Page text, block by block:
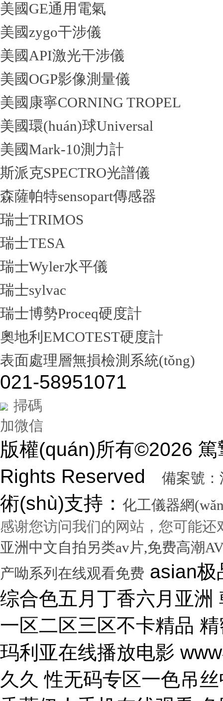
美國GE通用電氣
美國zygo干涉儀
美國API激光干涉儀
美國OGP影像測量儀
美國康寧CORNING TROPEL
美國環(huán)球Universal
美國Mark-10測力計
斯派克SPECTRO光譜儀
森薩帕特sensopart傳感器
瑞士TRIMOS
瑞士TESA
瑞士Wyler水平儀
瑞士sylvac
瑞士博勢Proceq硬度計
奧地利EMCOTEST硬度計
表面處理層無損檢測系統(tǒng)
021-58951071
掃碼
加微信
版權(quán)所有©2026
Rights Reserved
備案號：
術(shù)支持： 化工儀器網
感谢您访问我们的网站，您可能还
亚洲中文自拍另类av片,免费高潮
产呦系列在线观看免费 asian极品呦女xx 黑人尻亚洲女人 激情综合色五月丁香六月亚洲 韩国激情电影华丽的外出 国产一区二区三区不卡精品 精密机械一区二区三区天堂 小泽玛利亚在线播放电影 www在线一区 国产v综合v亚洲欧美久久 性无码专区一色吊丝中文字幕 朝鲜美女黑毛bbw 大香蕉伊人手机在线观看 色国产在线视频一区二区 亚洲无人区天空码头IV 天天躁夜夜躁狠狠躁99 15min摘花出血视频 免费男女黑网站 国产综合精品久久99之一 蜜桃臀无码内射一区二区三区 国产色情18一20岁片a片 正在播放骚 湿 无码福利一区二区不卡片 人人妻人人澡人人爽精品日 日本1区2区3区4区国色 口国产成人高清在线播放 精品一区二区三区在线观看 影音先锋aⅤ无码资源网 男生使劲操女生喷水视频 久久91久久久久久久久 欧美乱妇高清无乱码免费 人与兽黄色视频 免费男人日女人 高潮来了 用力黄片入口 久久精品国产亚洲成人av 中国鸡巴插屄屄 国产精品视频一区啪啪啪 国产精品成人无码视频 亚洲一区二区三区电影在线 亚洲成人无码77777 日韩一中文字幕在线视频 大鸡吧逼逼碰撞 美女被干777 全彩无码里番本子库 国产成人无码a区视频在线观看 玩弄放荡人妻一区二区三 黑丝美女自慰被大鸡巴操 日韩精品一区 久久亚洲av不卡一区二区 操你骚逼www 理论片午午伦夜理片久久 中文字幕无码亚洲a人片 美女操大黑鸡巴 老色鬼久久亚洲av按摩 欧美美女人体艺术 逼逼逼逼啊啊嗯嗯啊视频 69成人免费视频无码专区 免费又爽又大又高潮视频 欧美日韩一二三区在线视频 亚洲精品中文字幕第十页 青青操在线观看国产视频 色婷婷亚洲十月十月色天 啊啊啊湿了视频在线观看 三十路四十路五十路熟女 国产一区二区在线观看天堂 女人张开腿让男人桶视频 bibi av 日本69视频在线免费观看 无码人妻一区二区三区一 在线观看激情av一区二区 日日天天日天天谢天天日 国产迷晕三个美女的网站 一本到在线观看免费收看 国产亚洲无遮挡美女视频 日本网站在线观看一区二区 肏 少 妇 屄 在 线 丝袜制服shemale 美女裸体爆乳张开腿喷水 免费看成人午夜福利专区 gv在线无码男男gay 国产重口老太和变态小伙 随时都能干的校园运动会 VIP可见久久伊人婷婷 国产一级毛片一区二区视频 国产精品久久99简爱亚洲 吧吧吧影院伦理片在线观看 国产精品一二三四区视频 日韩区一区二在线观看视频 黄色片《男人操女人逼》 大香蕉久久日韩91蜜桃 30年驾龄老司机告诉你 91亚洲国产成人精品看片 把屌插进女人的逼里视频 大香蕉porn在线视频 成人性生交大片免费看96 最新亚洲人成无码网www电影 男生机桶女生小穴的视频 久久综合给合久久狠狠狠 国产呦系列一区二区三区 国产特级看欧美日韩中文 欧美大肉棒抽插骚逼视频 国产又色又爽无遮挡免费 男人天堂久久久一区二区 日本人与黑人牲交交免费 亚洲大片免费资源网站片 国产精品原创巨av 性感美女被操逼 美女污骚逼喷水白虎白浆 久久久久亚洲日本欧美视频 天天摸夜夜摸夜夜狠狠添 五险交满15能领多少钱 国产一卡二卡三卡四卡兔 国产综合23p 中国东北老熟妇做爰网视频 一级国产片在线观看免费 欧美黑人欧美精品刺激 激情综合色综合啪啪开心 群交视频大鸡巴 国产三级精品三级男人的天堂 么公在果树林征服了小雪 解开奶罩吸奶头高潮AV 丰满多毛的少妇 国产精品亚洲一区二区久久 黑人和中国熟女啪啪视频 香蕉视频成人网在线观看 荷兰小妓女高潮βbbw 日韩一区二区经典在线视频 学长让我夹震蛋自慰给他看 WWW亚洲精品久久久乳 免费看点www逼里逼里 手机亚洲第一页 夫妻性生活黄色一级大片 久久综合九色 免费看欧美日韩特级黄片 美女高潮久久免费观看国产 又粗又大又硬毛片免费看 欧美日韩成人大片p内射 草莓视频成视频在线观看 无码专区 人妻系列 在线 日本不卡一区二区三区四区 三级片在线观看国产三级 办公室国产a国产片免费 久久无码!视频 国产成年无码aⅤ片在线 大鸡巴插美女小穴动态图 国产亚洲aaa在线观看 一级二级三一片内射视频 在线观看欧美视频一区二区 被玩环了外高冷老师动漫 动漫男女操鸡巴射精网站 啊啊啊啊大鸡巴操我视频 婷婷综合久久中文字幕蜜桃三电影 色婷五月综激情亚洲综合 久久精品国产自清天天线 日本免费播放一区二区视频 丰满多毛的少妇 舔骚妇淫穴网站 最好看免费观看高清大全 99国产欧美另类久久片 人体艺术在线观看 成在人线视频男人的天堂 国产成人视a片品免费 东京热无码av一区二区 一道本中文字幕在线观看 嗯～好爽射进去强奸啊～ 真人作爱试看120分钟 在线观看国产三级片视频 国产极品高颜值美女到高潮 国产精品高清国产三级av 久久久无码专区中文字幕 推特网红91露出樱桃味 日本不卡码一区二区三区 小骚逼啪啪视频 男男无专砖码高清在线观看 亚洲精